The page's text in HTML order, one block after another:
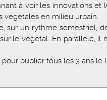
à voir les innovations
végétales en milieu urbain.
sur un rythme
le végétal. En parallèle,
publier tous les 3 ans le